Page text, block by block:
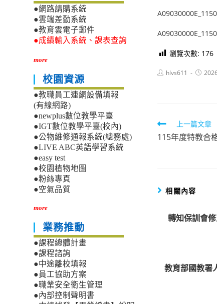
瀏覽次數: 176
Posthlvs611
Post
Read
more
上一篇文章
115年度特教合
相關內容
轉知保訓會
教育部國教署
●網路請購系統
●雲端差勤系統
●教育雲電子郵件
●成績輸入系統、課表查詢
more
校園資源
●教職員工連網設備填報
(有線網路)
●newplus數位教學平臺
●IGT數位教學平臺(校內)
●公物維修通報系統(總務處)
●LIVE ABC英語學習系統
●easy test
●校園植物地圖
●粉絲專頁
●空氣品質
more
業務推動
●課程總體計畫
●課程諮詢
●中途離校填報
●員工協助方案
●職業安全衛生管理
●內部控制聲明書